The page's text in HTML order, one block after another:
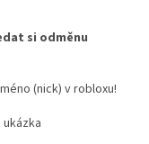
si odměnu
(nick) v robloxu!